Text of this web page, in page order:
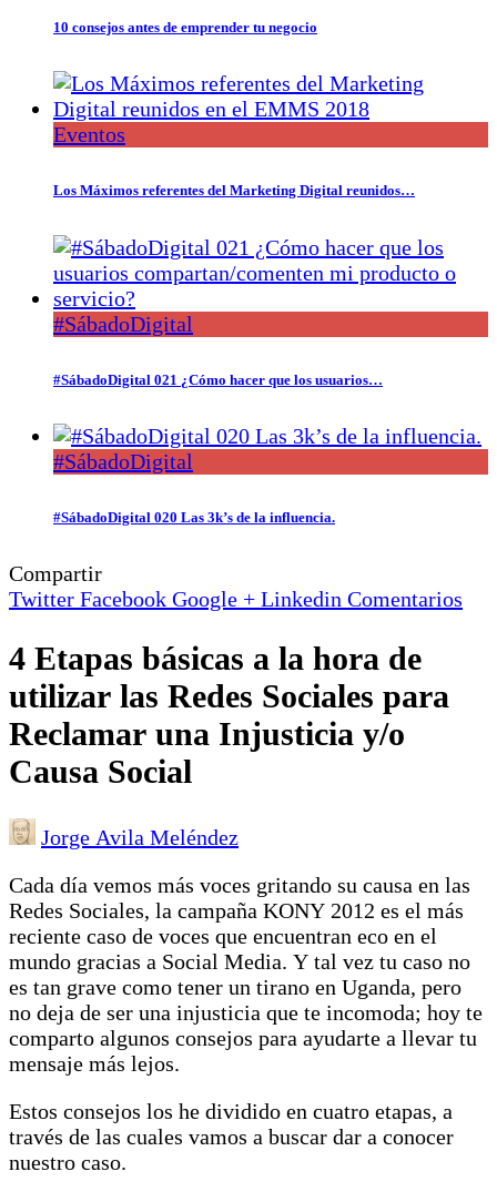
10 consejos antes de emprender tu negocio
Eventos
Los Máximos referentes del Marketing Digital reunidos…
#SábadoDigital
#SábadoDigital 021 ¿Cómo hacer que los usuarios…
#SábadoDigital
#SábadoDigital 020 Las 3k’s de la influencia.
Compartir
Twitter Facebook Google + Linkedin Comentarios
4 Etapas básicas a la hora de
utilizar las Redes Sociales para
Reclamar una Injusticia y/o
Causa Social
Jorge Avila Meléndez
Cada día vemos más voces gritando su causa en las
Redes Sociales, la campaña KONY 2012 es el más
reciente caso de voces que encuentran eco en el
mundo gracias a Social Media. Y tal vez tu caso no
es tan grave como tener un tirano en Uganda, pero
no deja de ser una injusticia que te incomoda; hoy te
comparto algunos consejos para ayudarte a llevar tu
mensaje más lejos.
Estos consejos los he dividido en cuatro etapas, a
través de las cuales vamos a buscar dar a conocer
nuestro caso.